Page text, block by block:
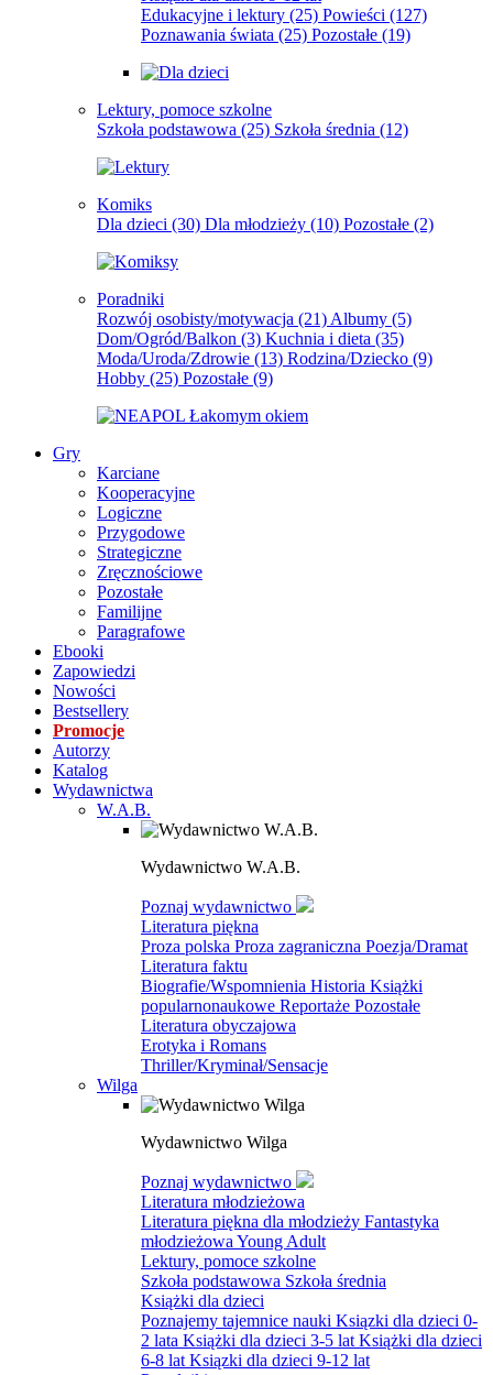
Edukacyjne i lektury (25) Powieści (127)
Poznawania świata (25) Pozostałe (19)
Lektury, pomoce szkolne
Szkoła podstawowa (25) Szkoła średnia (12)
Komiks
Dla dzieci (30) Dla młodzieży (10) Pozostałe (2)
Poradniki
Rozwój osobisty/motywacja (21) Albumy (5)
Dom/Ogród/Balkon (3) Kuchnia i dieta (35)
Moda/Uroda/Zdrowie (13) Rodzina/Dziecko (9)
Hobby (25) Pozostałe (9)
Gry
Karciane
Kooperacyjne
Logiczne
Przygodowe
Strategiczne
Zręcznościowe
Pozostałe
Familijne
Paragrafowe
Ebooki
Zapowiedzi
Nowości
Bestsellery
Promocje
Autorzy
Katalog
Wydawnictwa
W.A.B.
Wydawnictwo W.A.B.
Poznaj wydawnictwo
Literatura piękna
Proza polska Proza zagraniczna Poezja/Dramat
Literatura faktu
Biografie/Wspomnienia Historia Książki
popularnonaukowe Reportaże Pozostałe
Literatura obyczajowa
Erotyka i Romans
Thriller/Kryminał/Sensacje
Wilga
Wydawnictwo Wilga
Poznaj wydawnictwo
Literatura młodzieżowa
Literatura piękna dla młodzieży Fantastyka
młodzieżowa Young Adult
Lektury, pomoce szkolne
Szkoła podstawowa Szkoła średnia
Książki dla dzieci
Poznajemy tajemnice nauki Ksiązki dla dzieci 0-
2 lata Książki dla dzieci 3-5 lat Książki dla dzieci
6-8 lat Ksiązki dla dzieci 9-12 lat